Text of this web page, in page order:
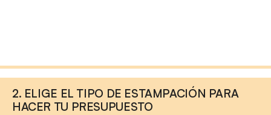
2. ELIGE EL TIPO DE ESTAMPACIÓN PARA
HACER TU PRESUPUESTO